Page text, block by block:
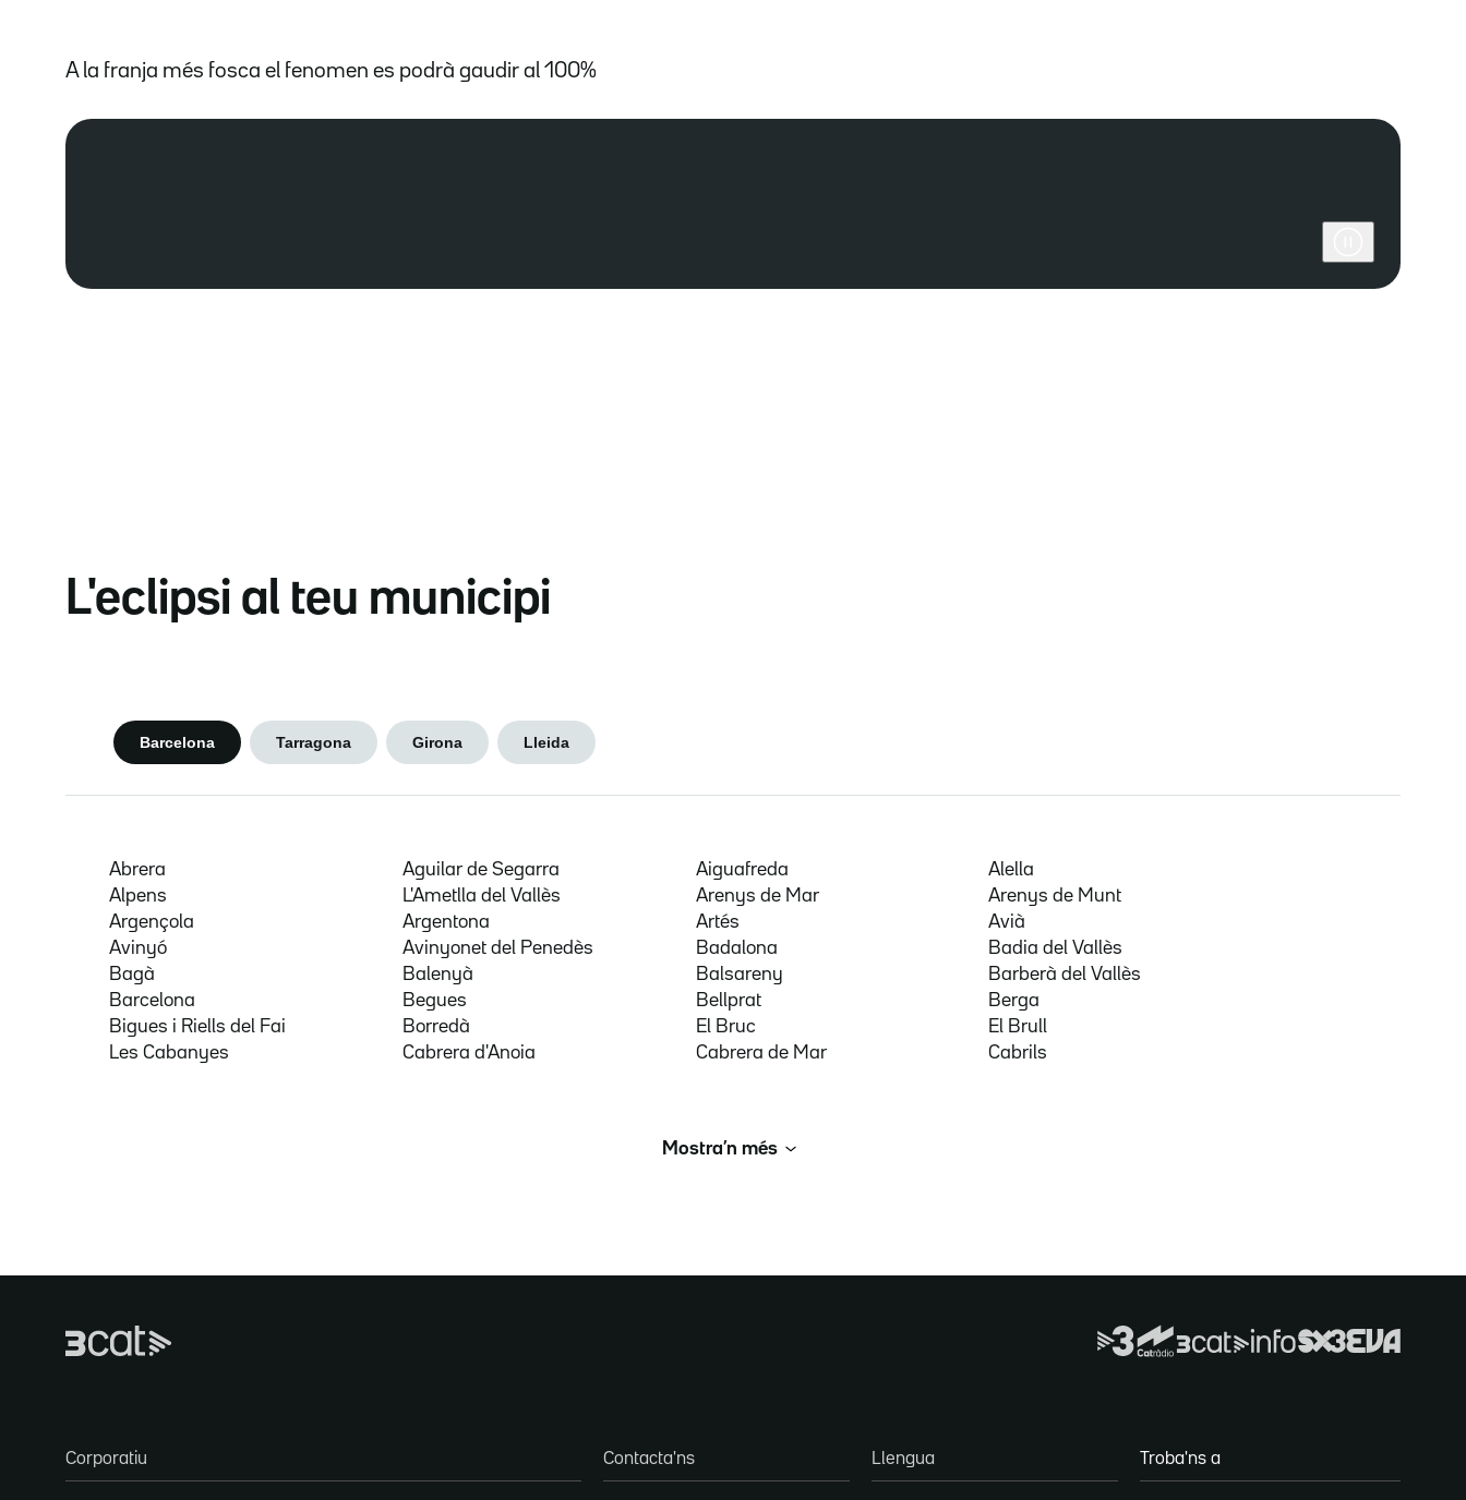
A la franja més fosca el fenomen es podrà gaudir al 100%
L'eclipsi al teu municipi
Barcelona Tarragona Girona Lleida
Abrera Aguilar de Segarra Aiguafreda
Alella
Alpens
L'Ametlla del Vallès Arenys de Mar
Arenys de Munt
Argençola
Argentona Artés
Avià
Avinyó
Avinyonet del Penedès Badalona
Badia del Vallès
Bagà
Balenyà Balsareny
Barberà del Vallès
Barcelona
Begues Bellprat
Berga
Bigues i Riells del Fai
Borredà El Bruc
El Brull
Les Cabanyes
Cabrera d'Anoia Cabrera de Mar Cabrils
Mostra’n més
Corporatiu Contacta'ns Llengua Troba'ns a